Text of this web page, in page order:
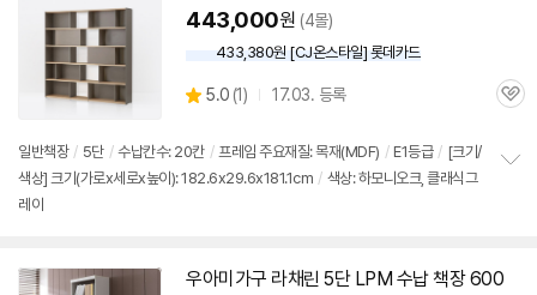
443,000원 (4몰)
433,380원 [CJ온스타일] 롯데카드
별
5.0 (상
리
뷰
1) 17.03. 등록
관
일반책장 / 5단 / 수납칸수: 20칸 / 프레임 주요재질: 목재(MDF) / E1등급 / [크기/
색상] 크기(가로x세로x높이): 182.6x29.6x181.1cm / 색상: 하모니오크, 클래식그
레이
우아미가구 라채린 5단LPM 수납책장600